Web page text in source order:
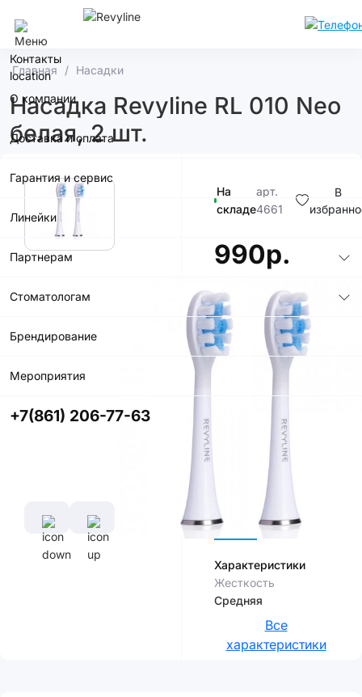
Краснодар
Контакты
О компании
Доставка и оплата
Гарантия и сервис
Линейки
Партнерам
Стоматологам
Брендирование
Мероприятия
+7(861) 206-77-63
Главная Насадки
Насадка Revyline RL 010 Neo
белая, 2 шт.
На
складе
арт.
4661
В
990р.
В корзину
приложении
со скидкой
Характеристики
Жесткость
Средняя
Все
характеристики